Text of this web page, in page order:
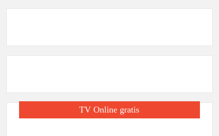
e
ă
TV Online gratis